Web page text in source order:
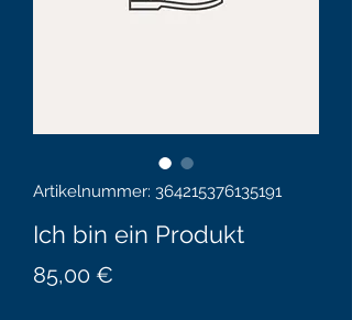
Artikelnummer: 364215376135191
Ich bin ein Produkt
85,00 €